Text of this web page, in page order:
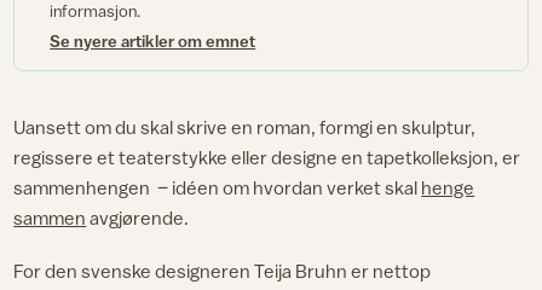
informasjon.
Se nyere artikler om emnet
Uansett om du skal skrive en roman, formgi en skulptur,
regissere et teaterstykke eller designe en tapetkolleksjon, er
sammenhengen – idéen om hvordan verket skal henge
sammen avgjørende.
For den svenske designeren Teija Bruhn er nettop